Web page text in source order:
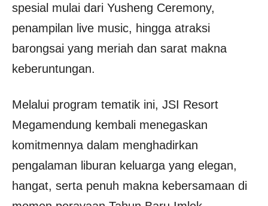
spesial mulai dari Yusheng Ceremony,
penampilan live music, hingga atraksi
barongsai yang meriah dan sarat makna
keberuntungan.
Melalui program tematik ini, JSI Resort
Megamendung kembali menegaskan
komitmennya dalam menghadirkan
pengalaman liburan keluarga yang elegan,
hangat, serta penuh makna kebersamaan di